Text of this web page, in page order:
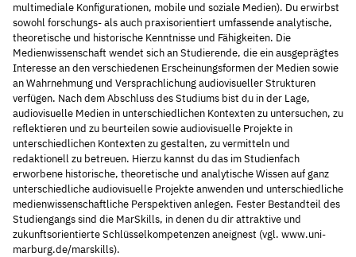
multimediale Konfigurationen, mobile und soziale Medien). Du erwirbst
sowohl forschungs- als auch praxisorientiert umfassende analytische,
theoretische und historische Kenntnisse und Fähigkeiten. Die
Medienwissenschaft wendet sich an Studierende, die ein ausgeprägtes
Interesse an den verschiedenen Erscheinungsformen der Medien sowie
an Wahrnehmung und Versprachlichung audiovisueller Strukturen
verfügen. Nach dem Abschluss des Studiums bist du in der Lage,
audiovisuelle Medien in unterschiedlichen Kontexten zu untersuchen, zu
reflektieren und zu beurteilen sowie audiovisuelle Projekte in
unterschiedlichen Kontexten zu gestalten, zu vermitteln und
redaktionell zu betreuen. Hierzu kannst du das im Studienfach
erworbene historische, theoretische und analytische Wissen auf ganz
unterschiedliche audiovisuelle Projekte anwenden und unterschiedliche
medienwissenschaftliche Perspektiven anlegen. Fester Bestandteil des
Studiengangs sind die MarSkills, in denen du dir attraktive und
zukunftsorientierte Schlüsselkompetenzen aneignest (vgl. www.uni-
marburg.de/marskills).